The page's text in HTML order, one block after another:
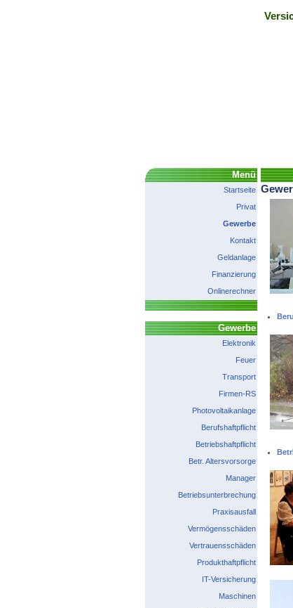
Menü
Startseite
Privat
Gewerbe
Kontakt
Geldanlage
Finanzierung
Onlinerechner
Gewerbe
Elektronik
Feuer
Transport
Firmen-RS
Photovoltaikanlage
Berufshaftpflicht
Betriebshaftpflicht
Betr. Altersvorsorge
Manager
Betriebsunterbrechung
Praxisausfall
Vermögensschäden
Vertrauensschäden
Produkthaftpflicht
IT-Versicherung
Maschinen